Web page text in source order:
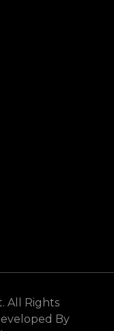
. All Rights
By